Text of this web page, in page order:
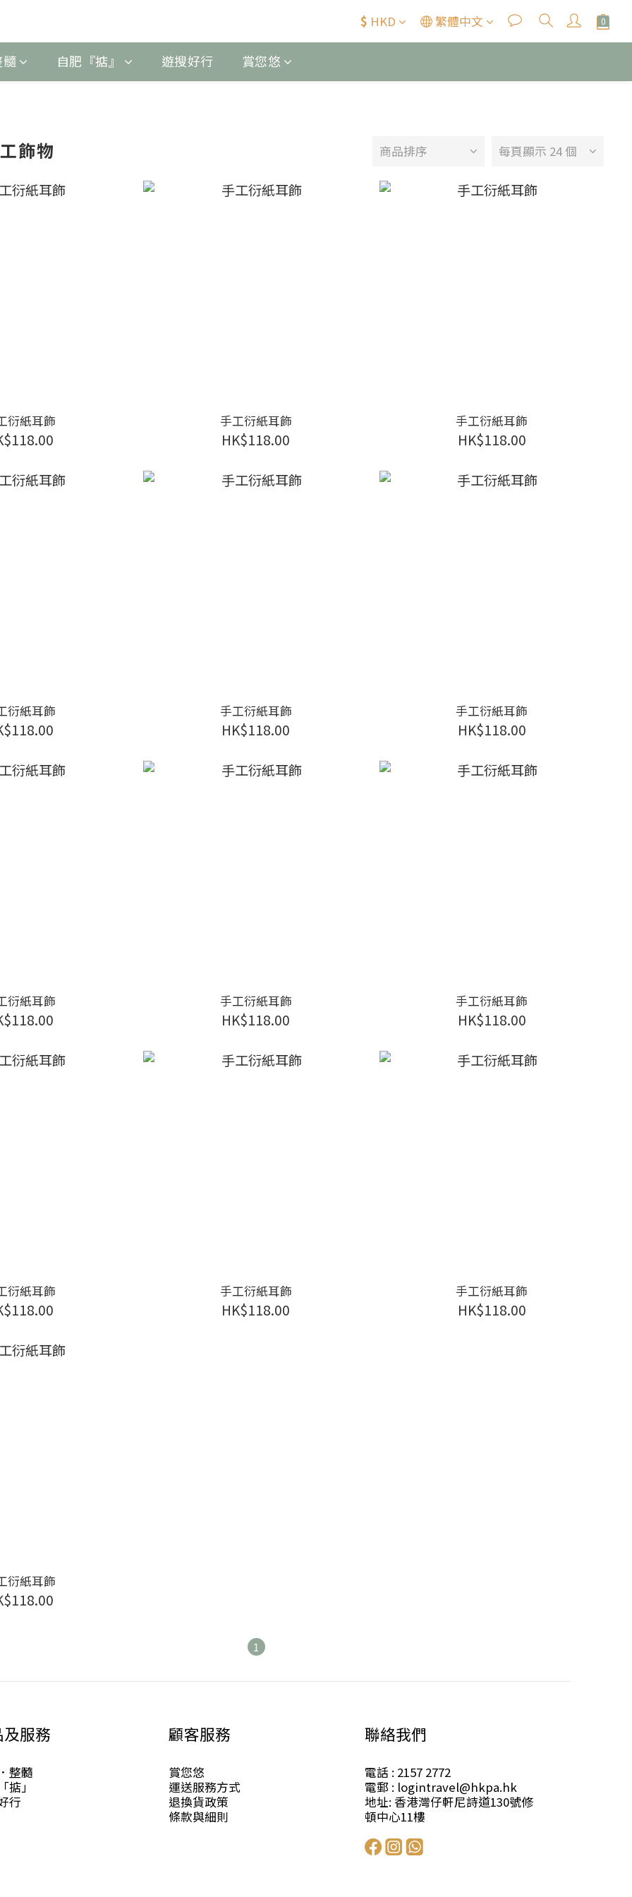
$ HKD 繁體中文
自肥『掂』 遊搜好行 賞您悠
飾物 商品排序 每頁顯示 24 個
衍紙耳飾 手工衍紙耳飾
HK$118.00
手工衍紙耳飾
HK$118.00
衍紙耳飾 手工衍紙耳飾
HK$118.00
手工衍紙耳飾
HK$118.00
衍紙耳飾 手工衍紙耳飾
HK$118.00
手工衍紙耳飾
HK$118.00
衍紙耳飾 手工衍紙耳飾
HK$118.00
手工衍紙耳飾
HK$118.00
衍紙耳飾
1
服務
整髓
掂」
行
顧客服務
賞您悠
運送服務方式
退換貨政策
條款與細則
聯絡我們
電話 : 2157 2772
電郵 : logintravel@hkpa.hk
地址: 香港灣仔軒尼詩道130號修
頓中心11樓